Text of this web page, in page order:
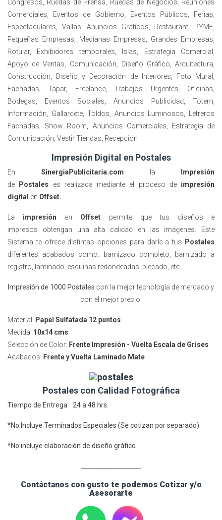
Congresos, Ruedas de Prensa, Ruedas de Negocios, Reuniones
Comerciales, Eventos de Gobierno, Eventos Públicos, Ferias,
Espectaculares, Vallas, Anuncios Gráficos, Restaurant, PYME,
Pequeñas Empresas, Medianas Empresas, Grandes Empresas,
Rotular, Exhibidores temporales, Islas, Estrategia Comercial,
Apoyo de Ventas, Comunicación, Diseño Gráfico, Arquitectura,
Construcción, Diseño y Decoración de Interiores, Foto Mural,
Fachadas, Tapar, Freelance, Trabajos Urgentes, Oficinas,
Bodegas, Eventos Sociales, Anuncios Publicidad, Totem,
Información, Gallardete, Toldos, Anuncios Luminosos, Letreros
Fachadas, Show Room, Anuncios Comerciales, Estrategia de
Comunicación, Vestir Tiendas, Recepción
Impresión Digital en Postales
En SinergiaPublicitaria.com la
Impresión
de Postales es realizada mediante el proceso de impresión
digital en Offset.
La impresión en Offset permite que tus diseños e
impresos obtengan una alta calidad en las imágenes. Este
Sistema te ofrece distintas opciones para darle a tus
Postales
diferentes acabados como: barnizado completo, barnizado a
registro, laminado, esquinas redondeadas, plecado, etc.
Impresión de 1000 Postales con la mejor tecnología de mercado y
con el mejor precio.
Material: Papel Sulfatada 12 puntos
Medida: 10x14 cms
Selección de Color: Frente Impresión - Vuelta Escala de Grises
Acabados: Frente y Vuelta Laminado Mate
Postales con Calidad Fotográfica
Tiempo de Entrega: 24 a 48 hrs.
*No Incluye Terminados Especiales (Se cotizan por separado).
*No incluye elaboración de diseño gráfico
Contáctanos con gusto te podemos Cotizar y/o
Asesorarte